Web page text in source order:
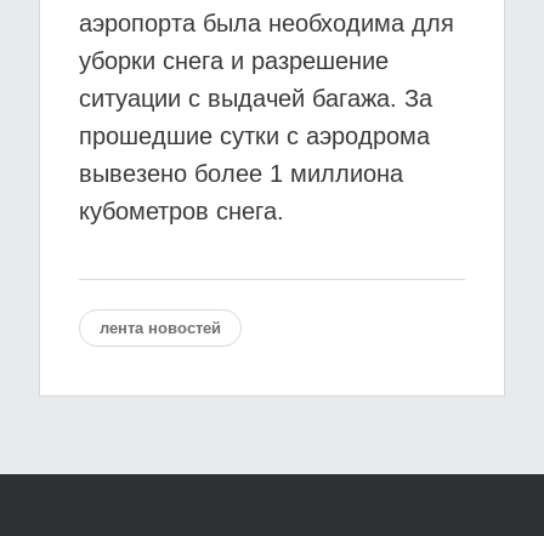
аэропорта была необходима для
уборки снега и разрешение
ситуации с выдачей багажа. За
прошедшие сутки с аэродрома
вывезено более 1 миллиона
кубометров снега.
лента новостей